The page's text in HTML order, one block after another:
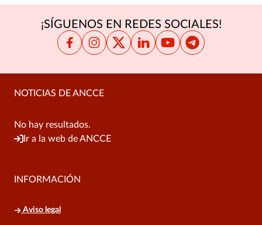
¡SÍGUENOS EN REDES SOCIALES!
NOTICIAS DE ANCCE
No hay resultados.
Ir a la web de ANCCE
INFORMACIÓN
Aviso legal